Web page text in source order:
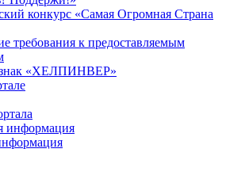
конкурс «Самая Огромная Страна
требования к предоставляемым
«ХЕЛПИНВЕР»
информация